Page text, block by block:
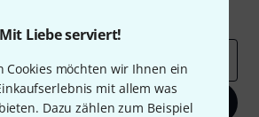
Mit Liebe serviert!
Cookies möchten wir Ihnen ein
mit allem was
Dazu zählen zum Beispiel
Jetzt anmelden